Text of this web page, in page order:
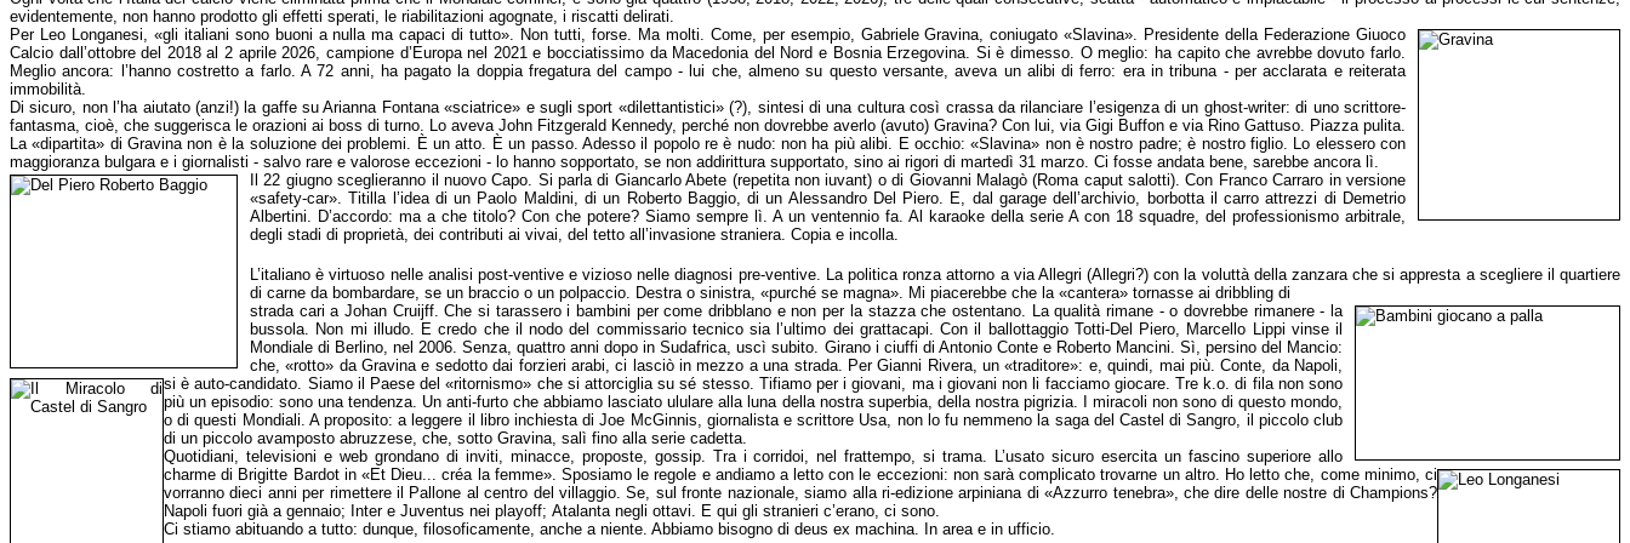
evidentemente, non hanno prodotto gli effetti sperati, le riabilitazioni agognate, i riscatti delirati.
Per Leo Longanesi, «gli italiani sono buoni a nulla ma capaci di tutto». Non tutti, forse. Ma molti. Come, per esempio, Gabriele Gravina, coniugato «Slavina». Presidente della Federazione Giuoco
Calcio dall’ottobre del 2018 al 2 aprile 2026, campione d’Europa nel 2021 e bocciatissimo da Macedonia del Nord e Bosnia Erzegovina. Si è dimesso. O meglio: ha capito che avrebbe dovuto farlo.
Meglio ancora: l’hanno costretto a farlo. A 72 anni, ha pagato la doppia fregatura del campo - lui che, almeno su questo versante, aveva un alibi di ferro: era in tribuna - per acclarata e reiterata
immobilità.
Di sicuro, non l’ha aiutato (anzi!) la gaffe su Arianna Fontana «sciatrice» e sugli sport «dilettantistici» (?), sintesi di una cultura così crassa da rilanciare l’esigenza di un ghost-writer: di uno scrittore-
fantasma, cioè, che suggerisca le orazioni ai boss di turno. Lo aveva John Fitzgerald Kennedy, perché non dovrebbe averlo (avuto) Gravina? Con lui, via Gigi Buffon e via Rino Gattuso. Piazza pulita.
La «dipartita» di Gravina non è la soluzione dei problemi. È un atto. È un passo. Adesso il popolo re è nudo: non ha più alibi. E occhio: «Slavina» non è nostro padre; è nostro figlio. Lo elessero con
maggioranza bulgara e i giornalisti - salvo rare e valorose eccezioni - lo hanno sopportato, se non addirittura supportato, sino ai rigori di martedì 31 marzo. Ci fosse andata bene, sarebbe ancora lì.
Il 22 giugno sceglieranno il nuovo Capo. Si parla di Giancarlo Abete (repetita non iuvant) o di Giovanni Malagò (Roma caput salotti). Con Franco Carraro in versione
«safety-car». Titilla l’idea di un Paolo Maldini, di un Roberto Baggio, di un Alessandro Del Piero. E, dal garage dell’archivio, borbotta il carro attrezzi di Demetrio
Albertini. D’accordo: ma a che titolo? Con che potere? Siamo sempre lì. A un ventennio fa. Al karaoke della serie A con 18 squadre, del professionismo arbitrale,
degli stadi di proprietà, dei contributi ai vivai, del tetto all’invasione straniera. Copia e incolla.
L’italiano è virtuoso nelle analisi post-ventive e vizioso nelle diagnosi pre-ventive. La politica ronza attorno a via Allegri (Allegri?) con la voluttà della zanzara che si appresta a scegliere il quartiere
di carne da bombardare, se un braccio o un polpaccio. Destra o sinistra, «purché se magna». Mi piacerebbe che la «cantera» tornasse ai dribbling di
strada cari a Johan Cruijff. Che si tarassero i bambini per come dribblano e non per la stazza che ostentano. La qualità rimane - o dovrebbe rimanere - la
bussola. Non mi illudo. E credo che il nodo del commissario tecnico sia l’ultimo dei grattacapi. Con il ballottaggio Totti-Del Piero, Marcello Lippi vinse il
Mondiale di Berlino, nel 2006. Senza, quattro anni dopo in Sudafrica, uscì subito. Girano i ciuffi di Antonio Conte e Roberto Mancini. Sì, persino del Mancio:
che, «rotto» da Gravina e sedotto dai forzieri arabi, ci lasciò in mezzo a una strada. Per Gianni Rivera, un «traditore»: e, quindi, mai più.Conte, da Napoli,
si è auto-candidato. Siamo il
Paese del «ritornismo» che si attorciglia su sé stesso. Tifiamo per i giovani, ma i giovani non li facciamo giocare. Tre k.o. di fila non sono
più un episodio: sono una tendenza. Un anti-furto che abbiamo lasciato ululare alla luna della nostra superbia, della nostra pigrizia. I miracoli non sono di questo mondo,
o di questi Mondiali. A proposito: a leggere il libro inchiesta di Joe McGinnis, giornalista e scrittore Usa, non lo fu nemmeno la saga del Castel di Sangro, il piccolo club
di un piccolo avamposto abruzzese, che, sotto Gravina, salì fino alla serie cadetta.
Quotidiani, televisioni e web grondano di inviti, minacce, proposte, gossip. Tra i corridoi, nel frattempo, si trama. L’usato sicuro esercita un fascino superiore allo
charme di Brigitte Bardot in «Et Dieu... créa la femme». Sposiamo le regole e andiamo a letto con le eccezioni: non sarà complicato trovarne un altro. Ho letto che, come minimo, ci
vorranno dieci anni per rimettere il Pallone al centro del villaggio. Se, sul fronte nazionale, siamo alla ri-edizione arpiniana di «Azzurro tenebra», che dire delle nostre di Champions?
Napoli fuori già a gennaio; Inter e Juventus nei playoff; Atalanta negli ottavi. E qui gli stranieri c’erano, ci sono.
Ci stiamo abituando a tutto: dunque, filosoficamente, anche a niente. Abbiamo bisogno di deus ex machina. In area e in ufficio.